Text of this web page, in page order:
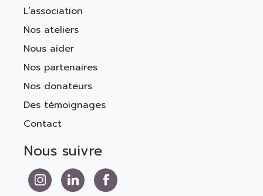
L’association
Nos ateliers
Nous aider
Nos partenaires
Nos donateurs
Des témoignages
Contact
Nous suivre
Nous suivre sur Instagram
Nous suivre sur LinkedIn
Nous suivre sur Facebook